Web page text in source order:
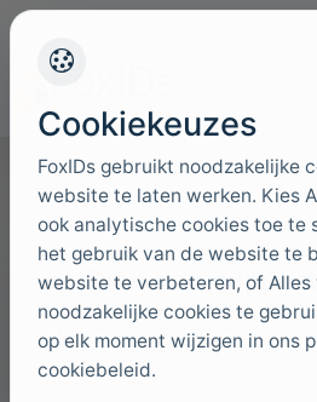
Dien een
Beschrijf het probleem, de
impact. Wij beoordelen de
de toepasselijke
Cookiekeuzes
FoxIDs gebruikt noodzakelijke
website te laten werken. Kies
ook analytische cookies toe te
het gebruik van de website te
website te verbeteren, of Alles
noodzakelijke cookies te
op elk moment wijzigen in ons
cookiebeleid.